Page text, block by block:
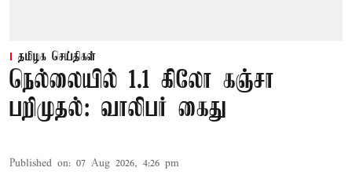
தமிழக செய்திகள்
நெல்லையில் 1.1 கிலோ கஞ்சா
பறிமுதல்: வாலிபர் கைது
Published on: 07 Aug 2026, 4:26 pm